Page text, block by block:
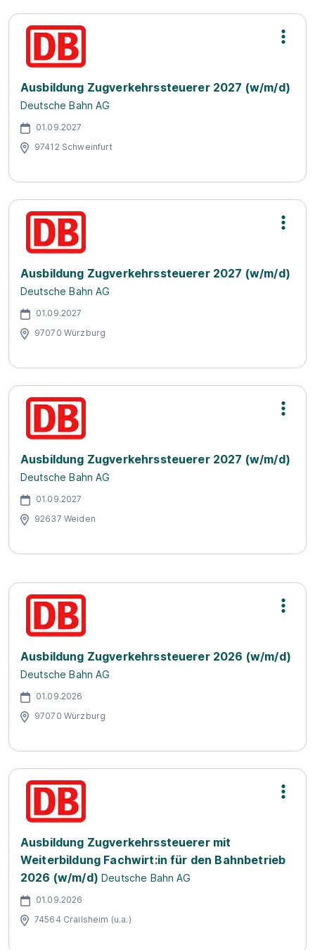
Ausbildung Zugverkehrssteuerer 2027 (w/m/d)
Deutsche Bahn AG
01.09.2027
97412 Schweinfurt
Ausbildung Zugverkehrssteuerer 2027 (w/m/d)
Deutsche Bahn AG
01.09.2027
97070 Würzburg
Ausbildung Zugverkehrssteuerer 2027 (w/m/d)
Deutsche Bahn AG
01.09.2027
92637 Weiden
Ausbildung Zugverkehrssteuerer 2026 (w/m/d)
Deutsche Bahn AG
01.09.2026
97070 Würzburg
Ausbildung Zugverkehrssteuerer mit
Weiterbildung Fachwirt:in für den Bahnbetrieb
2026 (w/m/d) Deutsche Bahn AG
01.09.2026
74564 Crailsheim (u.a.)